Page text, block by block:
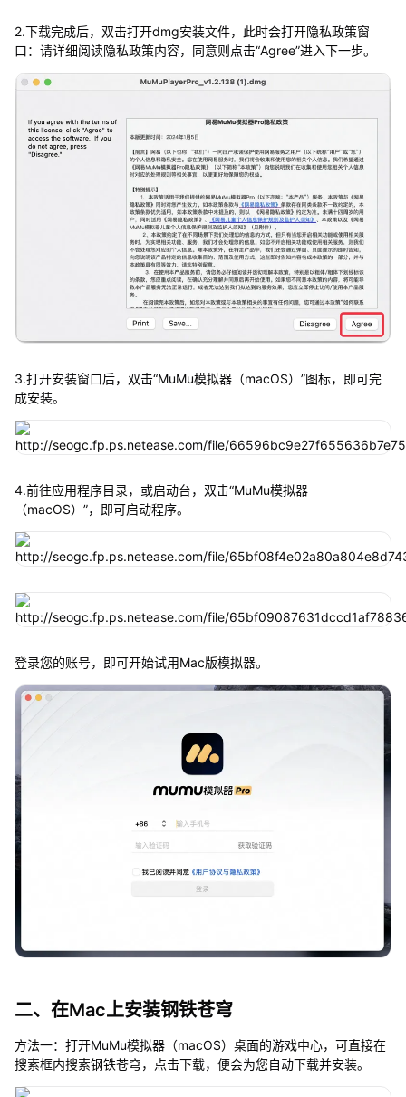
2.下载完成后，双击打开dmg安装文件，此时会打开隐私政策窗
口：请详细阅读隐私政策内容，同意则点击“Agree”进入下一步。
3.打开安装窗口后，双击“MuMu模拟器（macOS）”图标，即可完
成安装。
4.前往应用程序目录，或启动台，双击“MuMu模拟器
（macOS）”，即可启动程序。
登录您的账号，即可开始试用Mac版模拟器。
二、在Mac上安装钢铁苍穹
方法一：打开MuMu模拟器（macOS）桌面的游戏中心，可直接在
搜索框内搜索钢铁苍穹，点击下载，便会为您自动下载并安装。